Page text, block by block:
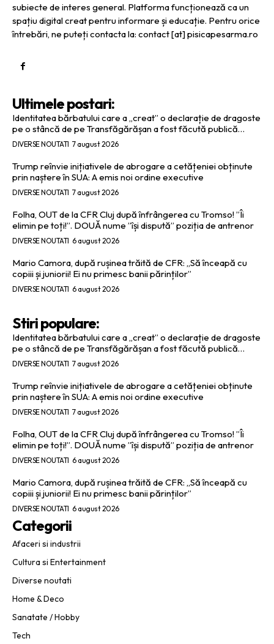
subiecte de interes general. Platforma funcționează ca un
spațiu digital creat pentru informare și educație. Pentru orice
întrebări, ne puteți contacta la: contact [at] pisicapesarma.ro
Ultimele postari:
Identitatea bărbatului care a „creat” o declarație de dragoste
pe o stâncă de pe Transfăgărășan a fost făcută publică…
DIVERSE NOUTATI 7 august 2026
Trump reînvie inițiativele de abrogare a cetățeniei obținute
prin naștere în SUA: A emis noi ordine executive
DIVERSE NOUTATI 7 august 2026
Folha, OUT de la CFR Cluj după înfrângerea cu Tromso! ”Îi
elimin pe toți!”. DOUĂ nume ”își dispută” poziția de antrenor
DIVERSE NOUTATI 6 august 2026
Mario Camora, după rușinea trăită de CFR: „Să înceapă cu
copiii și juniorii! Ei nu primesc banii părinților”
DIVERSE NOUTATI 6 august 2026
Stiri populare:
Identitatea bărbatului care a „creat” o declarație de dragoste
pe o stâncă de pe Transfăgărășan a fost făcută publică…
DIVERSE NOUTATI 7 august 2026
Trump reînvie inițiativele de abrogare a cetățeniei obținute
prin naștere în SUA: A emis noi ordine executive
DIVERSE NOUTATI 7 august 2026
Folha, OUT de la CFR Cluj după înfrângerea cu Tromso! ”Îi
elimin pe toți!”. DOUĂ nume ”își dispută” poziția de antrenor
DIVERSE NOUTATI 6 august 2026
Mario Camora, după rușinea trăită de CFR: „Să înceapă cu
copiii și juniorii! Ei nu primesc banii părinților”
DIVERSE NOUTATI 6 august 2026
Categorii
Afaceri si industrii
Cultura si Entertainment
Diverse noutati
Home & Deco
Sanatate / Hobby
Tech